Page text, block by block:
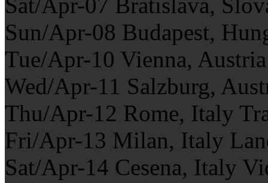
Sun/Apr-08 Budapest,
Tue/Apr-10 Vienna,
Wed/Apr-11 Salzburg,
Thu/Apr-12 Rome, Italy
Fri/Apr-13 Milan, Italy
Sat/Apr-14 Cesena, Italy